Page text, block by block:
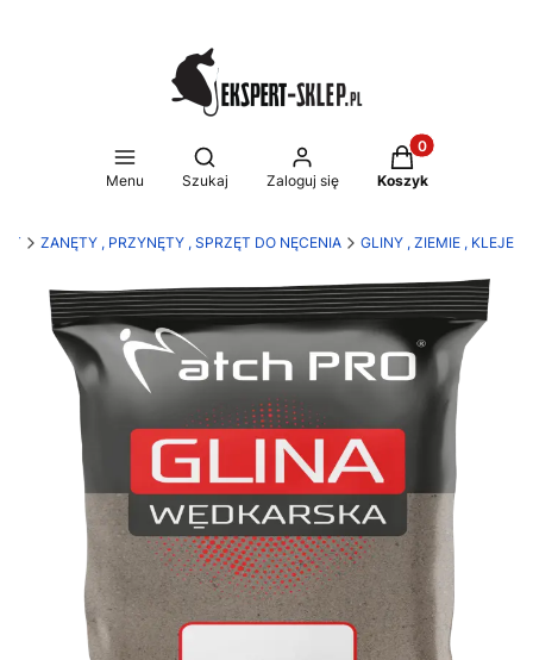
Menu
Otwórz wyszukiwarkę
Szukaj Zaloguj się
Produkty w
Koszyk
ZANĘTY , PRZYNĘTY , SPRZĘT DO NĘCENIA GLINY , ZIEMIE , KLEJE